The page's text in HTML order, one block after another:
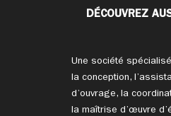
DÉCOUVREZ
Une société
la conception,
d’ouvrage, la
la maîtrise d’œuvre